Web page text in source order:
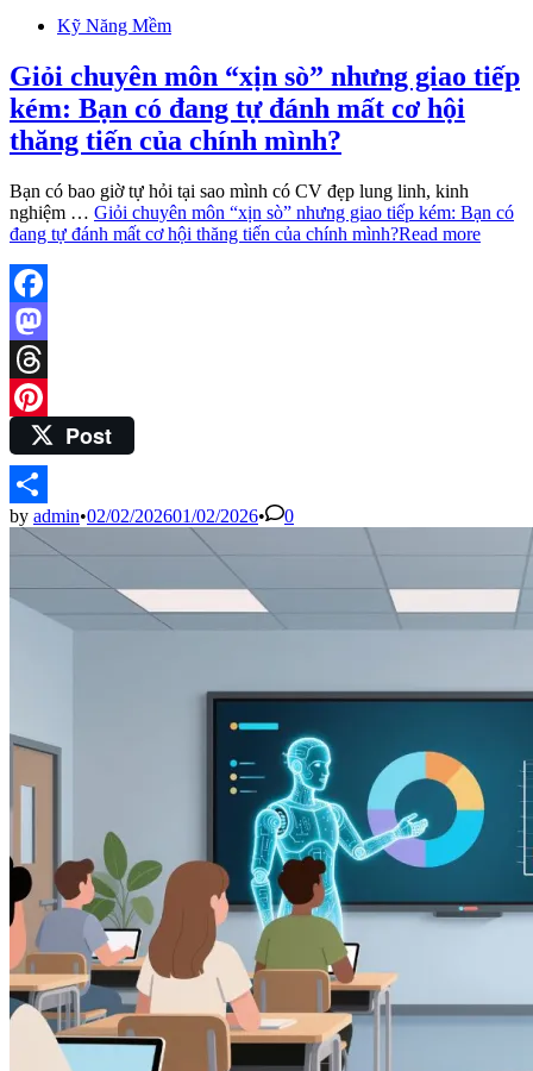
Kỹ Năng Mềm
Giỏi chuyên môn “xịn sò” nhưng giao tiếp
kém: Bạn có đang tự đánh mất cơ hội
thăng tiến của chính mình?
Bạn có bao giờ tự hỏi tại sao mình có CV đẹp lung linh, kinh
nghiệm … Giỏi chuyên môn “xịn sò” nhưng giao tiếp kém: Bạn có
đang tự đánh mất cơ hội thăng tiến của chính mình?Read more
Facebook
Mastodon
Threads
PinterestPost
Share
by admin•02/02/202601/02/2026• 0